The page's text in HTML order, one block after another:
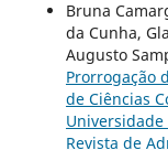
Bruna
da Cunha,
Augusto
Prorrogação
de Ciências
Universidade
Revista de